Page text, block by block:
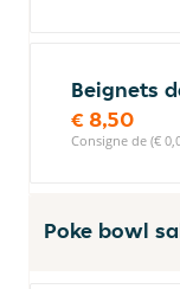
Beignets
€ 8,50
Consigne de (€
Poke bowl